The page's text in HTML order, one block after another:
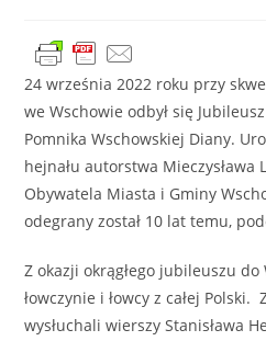
24 września 2022 roku przy
we Wschowie odbył się
Pomnika Wschowskiej Diany.
hejnału autorstwa Mieczysława
Obywatela Miasta i Gminy
odegrany został 10 lat temu,
Z okazji okrągłego jubileuszu do
łowczynie i łowcy z całej
wysłuchali wierszy Stanisława